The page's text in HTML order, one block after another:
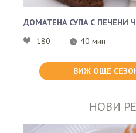
ДОМАТЕНА СУПА С ПЕЧЕНИ
180
40 мин
ВИЖ ОЩЕ
НОВИ